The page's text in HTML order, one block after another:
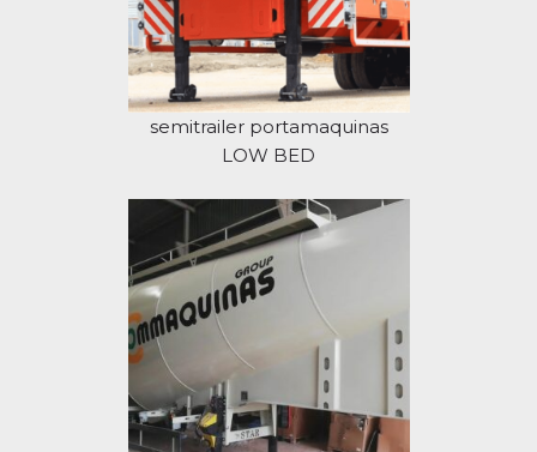
semitrailer portamaquinas
LOW BED